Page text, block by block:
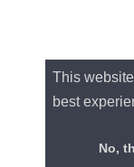
This
best
No,